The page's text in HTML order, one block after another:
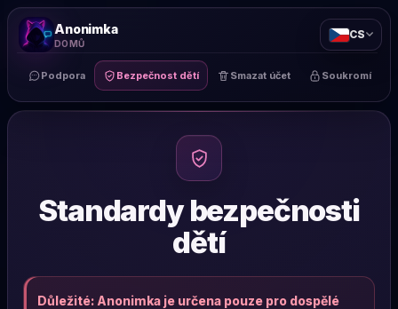
Anonimka
DOMŮ
Podpora Bezpečnost dětí Smazat účet Soukromí
Standardy bezpečnosti
dětí
Důležité: Anonimka je určena pouze pro dospělé
CS